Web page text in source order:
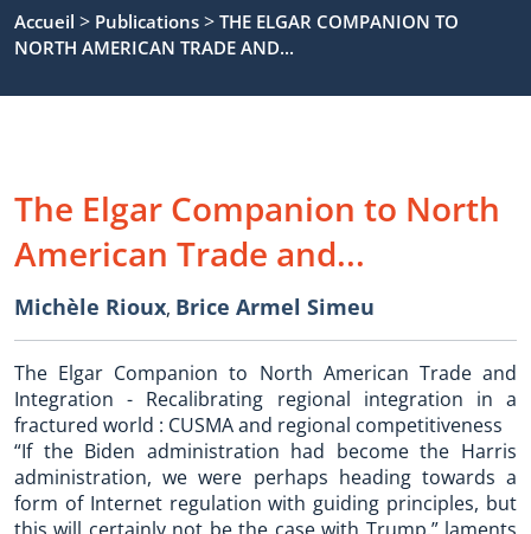
Accueil > Publications > THE ELGAR COMPANION TO
NORTH AMERICAN TRADE AND...
The Elgar Companion to North
American Trade and...
Michèle Rioux, Brice Armel Simeu
The Elgar Companion to North American Trade and
Integration - Recalibrating regional integration in a
fractured world : CUSMA and regional competitiveness
“If the Biden administration had become the Harris
administration, we were perhaps heading towards a
form of Internet regulation with guiding principles, but